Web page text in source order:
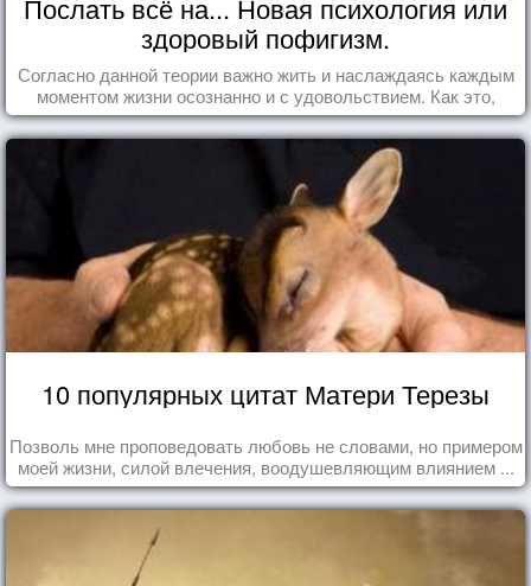
Послать всё на... Новая психология или
здоровый пофигизм.
Согласно данной теории важно жить и наслаждаясь каждым
моментом жизни осознанно и с удовольствием. Как это,
попробуем разобраться на реальных примерах.
10 популярных цитат Матери Терезы
Позволь мне проповедовать любовь не словами, но примером
моей жизни, силой влечения, воодушевляющим влиянием ...